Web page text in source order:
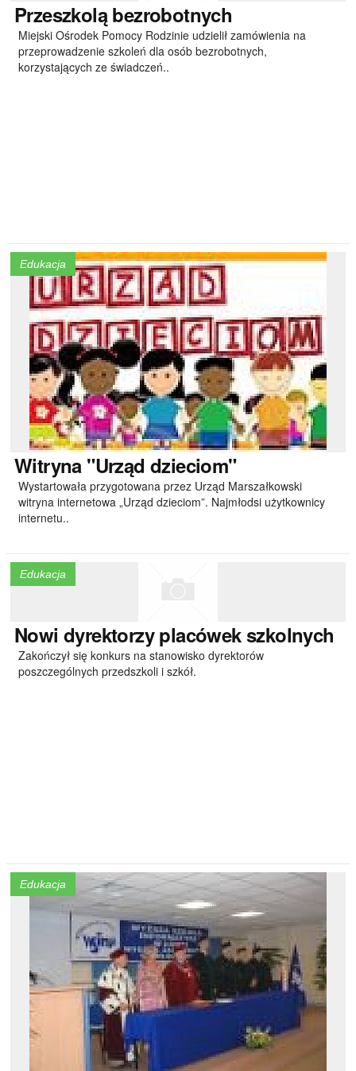
Przeszkoląbezrobotnych
Miejski Ośrodek Pomocy Rodzinie udzielił zamówienia na
przeprowadzenie szkoleń dla osób bezrobotnych,
korzystających ze świadczeń..
Edukacja
Witryna"Urząd dzieciom"
Wystartowała przygotowana przez Urząd Marszałkowski
witryna internetowa „Urząd dzieciom”. Najmłodsi użytkownicy
internetu..
Edukacja
Nowi dyrektorzy placówek szkolnych
Zakończył się konkurs na stanowisko dyrektorów
poszczególnych przedszkoli i szkół.
Edukacja